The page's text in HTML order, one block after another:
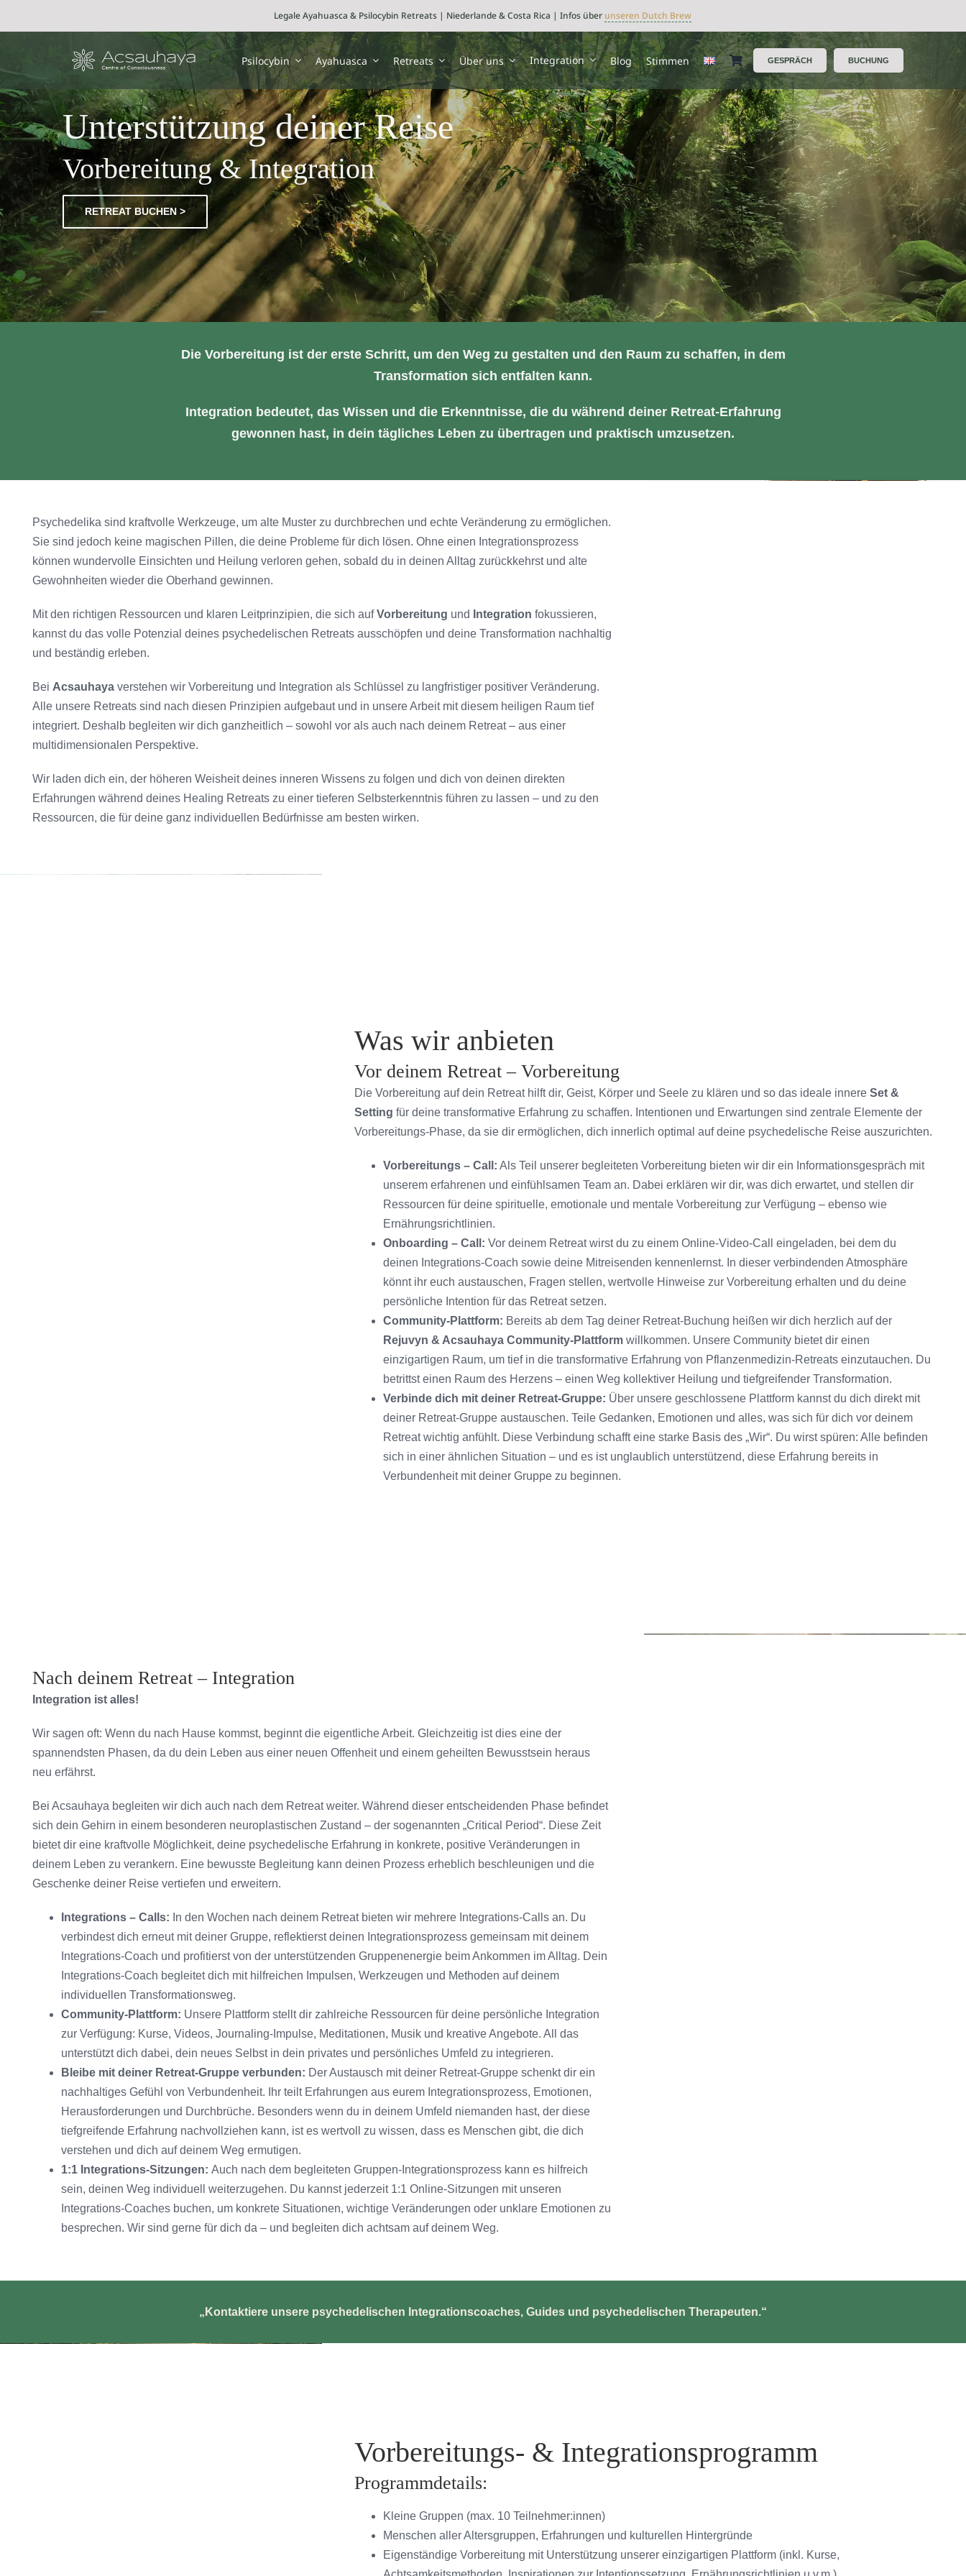
Legale Ayahuasca & Psilocybin Retreats | Niederlande & Costa Rica | Infos über unseren Dutch Brew
Psilocybin Ayahuasca Retreats Über uns Integration Blog Stimmen GESPRÄCH BUCHUNG
Unterstützung deiner Reise
Vorbereitung & Integration
RETREAT BUCHEN >
Die Vorbereitung ist der erste Schritt, um den Weg zu gestalten und den Raum zu schaffen, in dem
Transformation sich entfalten kann.
Integration bedeutet, das Wissen und die Erkenntnisse, die du während deiner Retreat-Erfahrung
gewonnen hast, in dein tägliches Leben zu übertragen und praktisch umzusetzen.
Psychedelika sind kraftvolle Werkzeuge, um alte Muster zu durchbrechen und echte Veränderung zu ermöglichen.
Sie sind jedoch keine magischen Pillen, die deine Probleme für dich lösen. Ohne einen Integrationsprozess
können wundervolle Einsichten und Heilung verloren gehen, sobald du in deinen Alltag zurückkehrst und alte
Gewohnheiten wieder die Oberhand gewinnen.
Mit den richtigen Ressourcen und klaren Leitprinzipien, die sich aufVorbereitung und Integration fokussieren,
kannst du das volle Potenzial deines psychedelischen Retreats ausschöpfen und deine Transformation nachhaltig
und beständig erleben.
Bei Acsauhayaverstehen wir Vorbereitung und Integration als Schlüssel zu langfristiger positiver Veränderung.
Alle unsere Retreats sind nach diesen Prinzipien aufgebaut und in unsere Arbeit mit diesem heiligen Raum tief
integriert. Deshalb begleiten wir dich ganzheitlich – sowohl vor als auch nach deinem Retreat – aus einer
multidimensionalen Perspektive.
Wir laden dich ein, der höheren Weisheit deines inneren Wissens zu folgen und dich von deinen direkten
Erfahrungen während deines Healing Retreats zu einer tieferen Selbsterkenntnis führen zu lassen – und zu den
Ressourcen, die für deine ganz individuellen Bedürfnisse am besten wirken.
Was wir anbieten
Vor deinem Retreat – Vorbereitung
Die Vorbereitung auf dein Retreat hilft dir, Geist, Körper und Seele zu klären und so das ideale innere Set &
Setting für deine transformative Erfahrung zu schaffen. Intentionen und Erwartungen sind zentrale Elemente der
Vorbereitungs-Phase, da sie dir ermöglichen, dich innerlich optimal auf deine psychedelische Reise auszurichten.
Vorbereitungs – Call: Als Teil unserer begleiteten Vorbereitung bieten wir dir ein Informationsgespräch mit
unserem erfahrenen und einfühlsamen Team an. Dabei erklären wir dir, was dich erwartet, und stellen dir
Ressourcen für deine spirituelle, emotionale und mentale Vorbereitung zur Verfügung – ebenso wie
Ernährungsrichtlinien.
Onboarding – Call: Vor deinem Retreat wirst du zu einem Online-Video-Call eingeladen, bei dem du
deinen Integrations-Coach sowie deine Mitreisenden kennenlernst. In dieser verbindenden Atmosphäre
könnt ihr euch austauschen, Fragen stellen, wertvolle Hinweise zur Vorbereitung erhalten und du deine
persönliche Intention für das Retreat setzen.
Community-Plattform: Bereits ab dem Tag deiner Retreat-Buchung heißen wir dich herzlich auf der
Rejuvyn & Acsauhaya Community-Plattformwillkommen. Unsere Community bietet dir einen
einzigartigen Raum, um tief in die transformative Erfahrung von Pflanzenmedizin-Retreats einzutauchen. Du
betrittst einen Raum des Herzens – einen Weg kollektiver Heilung und tiefgreifender Transformation.
Verbinde dich mit deiner Retreat-Gruppe: Über unsere geschlossene Plattform kannst du dich direkt mit
deiner Retreat-Gruppe austauschen. Teile Gedanken, Emotionen und alles, was sich für dich vor deinem
Retreat wichtig anfühlt. Diese Verbindung schafft eine starke Basis des „Wir“. Du wirst spüren: Alle befinden
sich in einer ähnlichen Situation – und es ist unglaublich unterstützend, diese Erfahrung bereits in
Verbundenheit mit deiner Gruppe zu beginnen.
Nach deinem Retreat – Integration
Integration ist alles!
Wir sagen oft: Wenn du nach Hause kommst, beginnt die eigentliche Arbeit. Gleichzeitig ist dies eine der
spannendsten Phasen, da du dein Leben aus einer neuen Offenheit und einem geheilten Bewusstsein heraus
neu erfährst.
Bei Acsauhaya begleiten wir dich auch nach dem Retreat weiter. Während dieser entscheidenden Phase befindet
sich dein Gehirn in einem besonderen neuroplastischen Zustand – der sogenannten „Critical Period“. Diese Zeit
bietet dir eine kraftvolle Möglichkeit, deine psychedelische Erfahrung in konkrete, positive Veränderungen in
deinem Leben zu verankern. Eine bewusste Begleitung kann deinen Prozess erheblich beschleunigen und die
Geschenke deiner Reise vertiefen und erweitern.
Integrations – Calls: In den Wochen nach deinem Retreat bieten wir mehrere Integrations-Calls an. Du
verbindest dich erneut mit deiner Gruppe, reflektierst deinen Integrationsprozess gemeinsam mit deinem
Integrations-Coach und profitierst von der unterstützenden Gruppenenergie beim Ankommen im Alltag. Dein
Integrations-Coach begleitet dich mit hilfreichen Impulsen, Werkzeugen und Methoden auf deinem
individuellen Transformationsweg.
Community-Plattform: Unsere Plattform stellt dir zahlreiche Ressourcen für deine persönliche Integration
zur Verfügung: Kurse, Videos, Journaling-Impulse, Meditationen, Musik und kreative Angebote. All das
unterstützt dich dabei, dein neues Selbst in dein privates und persönliches Umfeld zu integrieren.
Bleibe mit deiner Retreat-Gruppe verbunden: Der Austausch mit deiner Retreat-Gruppe schenkt dir ein
nachhaltiges Gefühl von Verbundenheit. Ihr teilt Erfahrungen aus eurem Integrationsprozess, Emotionen,
Herausforderungen und Durchbrüche. Besonders wenn du in deinem Umfeld niemanden hast, der diese
tiefgreifende Erfahrung nachvollziehen kann, ist es wertvoll zu wissen, dass es Menschen gibt, die dich
verstehen und dich auf deinem Weg ermutigen.
1:1 Integrations-Sitzungen: Auch nach dem begleiteten Gruppen-Integrationsprozess kann es hilfreich
sein, deinen Weg individuell weiterzugehen. Du kannst jederzeit 1:1 Online-Sitzungen mit unseren
Integrations-Coaches buchen, um konkrete Situationen, wichtige Veränderungen oder unklare Emotionen zu
besprechen. Wir sind gerne für dich da – und begleiten dich achtsam auf deinem Weg.
„Kontaktiere unsere psychedelischen Integrationscoaches, Guides und psychedelischen Therapeuten.“
Vorbereitungs- & Integrationsprogramm
Programmdetails:
Kleine Gruppen (max. 10 Teilnehmer:innen)
Menschen aller Altersgruppen, Erfahrungen und kulturellen Hintergründe
Eigenständige Vorbereitung mit Unterstützung unserer einzigartigen Plattform (inkl. Kurse,